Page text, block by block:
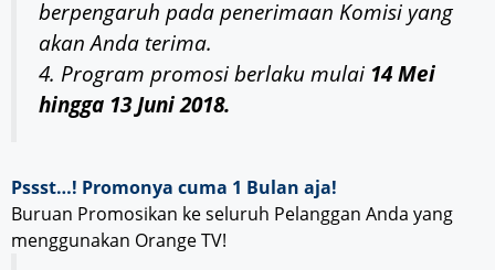
berpengaruh pada penerimaan Komisi yang
akan Anda terima.
4. Program promosi berlaku mulai 14 Mei
hingga 13 Juni 2018.
Pssst…! Promonya cuma 1 Bulan aja!
Buruan Promosikan ke seluruh Pelanggan Anda yang
menggunakan Orange TV!